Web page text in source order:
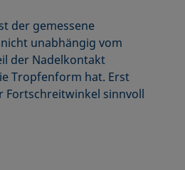
der gemessene
unabhängig vom
der Nadelkontakt
Tropfenform hat. Erst
Fortschreitwinkel sinnvoll